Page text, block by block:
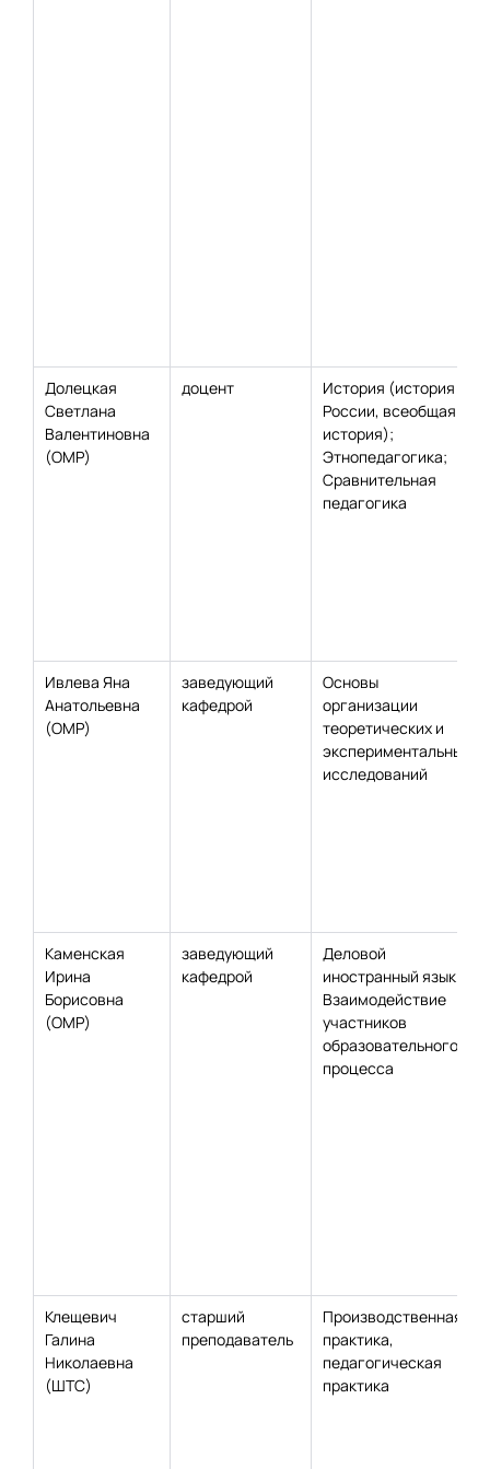
Долецкая
Светлана
Валентиновна
(ОМР)
доцент
История (история
России, всеобщая
история);
Этнопедагогика;
Сравнительная
педагогика
Ивлева Яна
Анатольевна
(ОМР)
заведующий
кафедрой
Основы
организации
теоретических и
экспериментальных
исследований
Каменская
Ирина
Борисовна
(ОМР)
заведующий
кафедрой
Деловой
иностранный язык;
Взаимодействие
участников
образовательного
процесса
Клещевич
Галина
Николаевна
(ШТС)
старший
преподаватель
Производственная
практика,
педагогическая
практика